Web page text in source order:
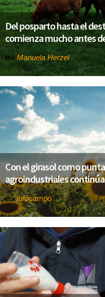
Del posparto hasta el
comienza mucho antes
Por Manuela Herzel
Con el girasol como
agroindustriales
Porinfocampo